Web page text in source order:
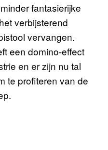
fantasierijke
verbijsterend
vervangen.
een domino-effect
en er zijn nu tal
te profiteren van de